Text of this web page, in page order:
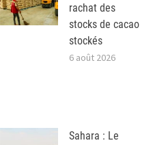
rachat des
stocks de cacao
stockés
6 août 2026
Sahara : Le